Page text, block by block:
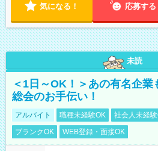
気になる！ 応募する
未読
＜1日～OK！＞あの有名企業
総会のお手伝い！
アルバイト 職種未経験OK 社会人未経
ブランクOK
WEB登録・面接OK